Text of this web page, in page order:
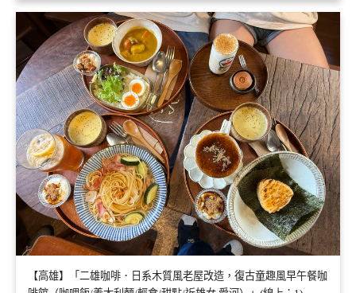
【高雄】「二雄咖啡．日系木質風老屋改造，復古童趣風早午餐咖